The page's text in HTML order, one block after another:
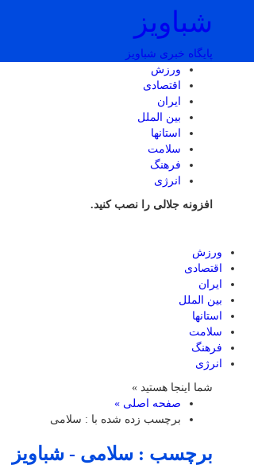
شباویز
پایگاه خبری شباویز
ورزش
اقتصادی
ایران
بین الملل
استانها
سلامت
فرهنگ
انرژی
افزونه جلالی را نصب کنید.
ورزش
اقتصادی
ایران
بین الملل
استانها
سلامت
فرهنگ
انرژی
شما اینجا هستید »
صفحه اصلی »
برچسب زده شده با : سلامی
برچسب : سلامی - شباویز